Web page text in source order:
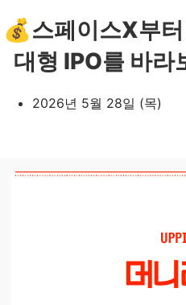
💰스페이스X부
대형 IPO를 바라
2026년 5월 28일 (목)